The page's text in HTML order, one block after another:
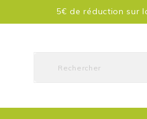
5€ de réduction sur